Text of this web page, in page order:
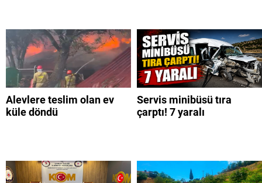
Alevlere teslim olan ev
küle döndü
Servis minibüsü tıra
çarptı! 7 yaralı